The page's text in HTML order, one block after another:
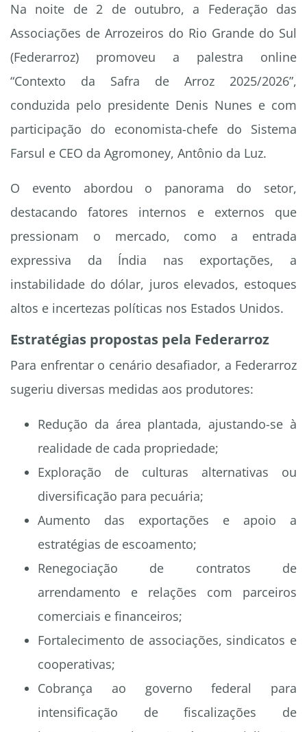
Na noite de 2 de outubro, a Federação das
Associações de Arrozeiros do Rio Grande do Sul
(Federarroz) promoveu a palestra online
“Contexto da Safra de Arroz 2025/2026”,
conduzida pelo presidente Denis Nunes e com
participação do economista-chefe do Sistema
Farsul e CEO da Agromoney, Antônio da Luz.
O evento abordou o panorama do setor,
destacando fatores internos e externos que
pressionam o mercado, como a entrada
expressiva da Índia nas exportações, a
instabilidade do dólar, juros elevados, estoques
altos e incertezas políticas nos Estados Unidos.
Estratégias propostas pela Federarroz
Para enfrentar o cenário desafiador, a Federarroz
sugeriu diversas medidas aos produtores:
Redução da área plantada, ajustando-se à
realidade de cada propriedade;
Exploração de culturas alternativas ou
diversificação para pecuária;
Aumento das exportações e apoio a
estratégias de escoamento;
Renegociação de contratos de
arrendamento e relações com parceiros
comerciais e financeiros;
Fortalecimento de associações, sindicatos e
cooperativas;
Cobrança ao governo federal para
intensificação de fiscalizações de